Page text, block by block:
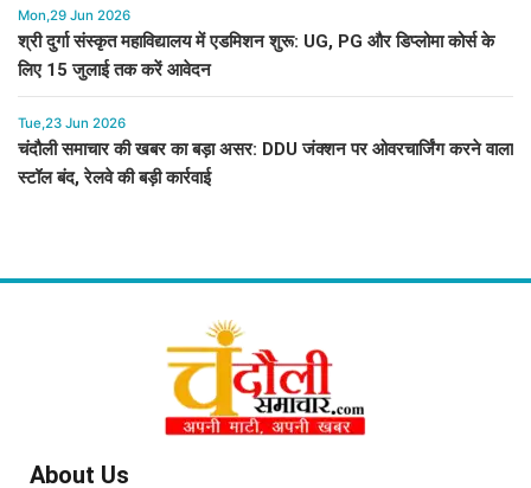
Mon,29 Jun 2026
श्री दुर्गा संस्कृत महाविद्यालय में एडमिशन शुरू: UG, PG और डिप्लोमा कोर्स के
लिए 15 जुलाई तक करें आवेदन
Tue,23 Jun 2026
चंदौली समाचार की खबर का बड़ा असर: DDU जंक्शन पर ओवरचार्जिंग करने वाला
स्टॉल बंद, रेलवे की बड़ी कार्रवाई
About Us